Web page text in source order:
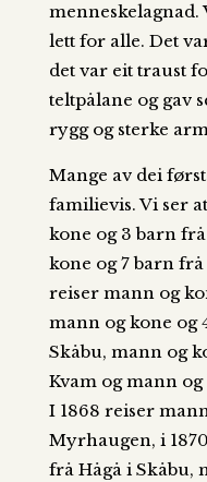
lett for alle. Det
det var eit traust
teltpålane og gav
rygg og sterke
Mange av dei
familievis. Vi ser
kone og 3 barn
kone og 7 barn
reiser mann og
mann og kone og
Skåbu, mann og
Kvam og mann
I 1868 reiser
Myrhaugen, i
frå Hågå i Skåbu,